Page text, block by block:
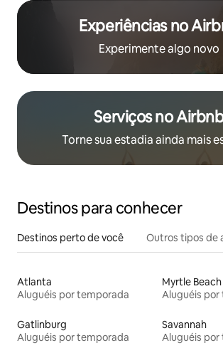
Experiências no
Experimente algo novo
Serviços no
Torne sua estadia ainda mais
Destinos para conhecer
Destinos perto de você Outros tipos de
Atlanta
Aluguéis por temporada
Myrtle Beach
Aluguéis
Gatlinburg
Aluguéis por temporada
Savannah
Aluguéis